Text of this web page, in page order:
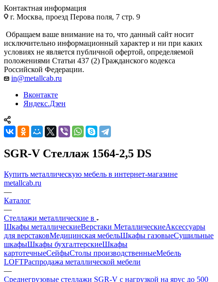
Контактная информация
г. Москва, проезд Перова поля, 7 стр. 9
Обращаем ваше внимание на то, что данный сайт носит
исключительно информационный характер и ни при каких
условиях не является публичной офертой, определяемой
положениями Статьи 437 (2) Гражданского кодекса
Российской Федерации.
in@metallcab.ru
Вконтакте
Яндекс.Дзен
SGR-V Стеллаж 1564-2,5 DS
Купить металлическую мебель в интернет-магазине
metallcab.ru
—
Каталог
—
Стеллажи металлические в
Шкафы металлическиеВерстаки МеталлическиеАксессуары
для верстаковМедицинская мебельШкафы газовыеСушильные
шкафыШкафы бухгалтерскиеШкафы
картотечныеСейфыСтолы производственныеМебель
LOFTРаспродажа металлической мебели
—
Среднегрузовые стеллажи SGR-V с нагрузкой на ярус до 500